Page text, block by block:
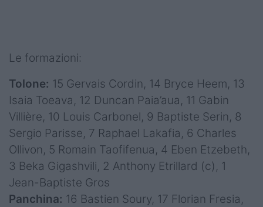
Le formazioni:
Tolone: 15 Gervais Cordin, 14 Bryce Heem, 13
Isaia Toeava, 12 Duncan Paia’aua, 11 Gabin
Villière, 10 Louis Carbonel, 9 Baptiste Serin, 8
Sergio Parisse, 7 Raphael Lakafia, 6 Charles
Ollivon, 5 Romain Taofifenua, 4 Eben Etzebeth,
3 Beka Gigashvili, 2 Anthony Etrillard (c), 1
Jean-Baptiste Gros
Panchina: 16 Bastien Soury, 17 Florian Fresia,